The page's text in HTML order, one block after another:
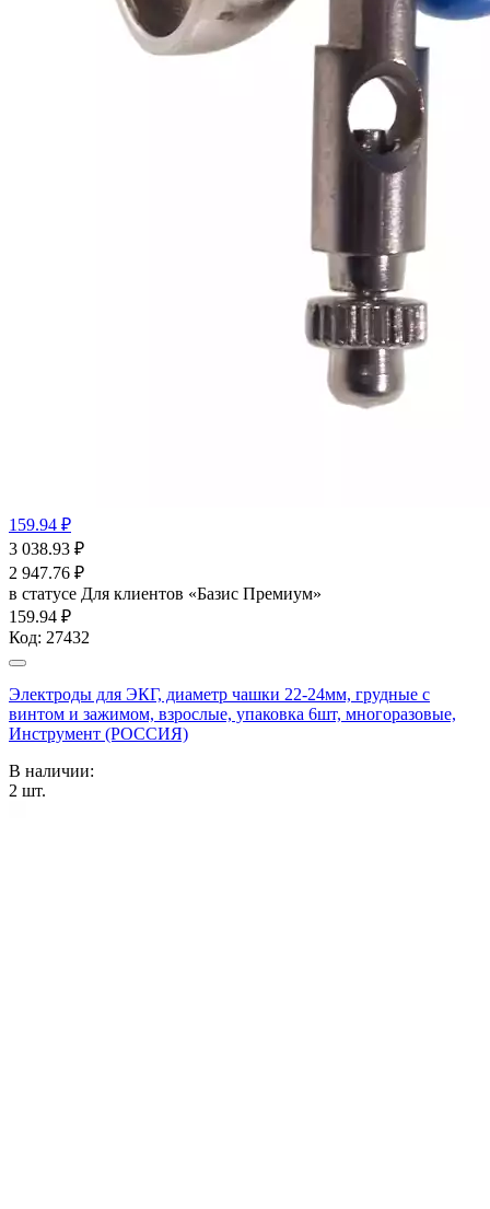
159.94 ₽
3 038.93 ₽
2 947.76 ₽
в статусе Для клиентов «Базис Премиум»
159.94 ₽
Код: 27432
Электроды для ЭКГ, диаметр чашки 22-24мм, грудные с
винтом и зажимом, взрослые, упаковка 6шт, многоразовые,
Инструмент (РОССИЯ)
В наличии:
2 шт.